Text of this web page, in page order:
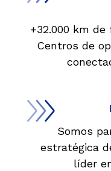
+32.000 km de
Centros de
Somos
estratégica
líder